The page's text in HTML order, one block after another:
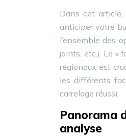
Dans cet
anticiper votre
l’ensemble des
joints, etc.). Le «
régionaux est
les différents
carrelage réussi.
Panorama
analyse